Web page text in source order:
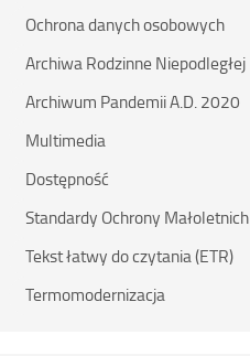
Ochrona danych osobowych
Archiwa Rodzinne Niepodległej
Archiwum Pandemii A.D. 2020
Multimedia
Dostępność
Standardy Ochrony Małoletnich
Tekst łatwy do czytania (ETR)
Termomodernizacja